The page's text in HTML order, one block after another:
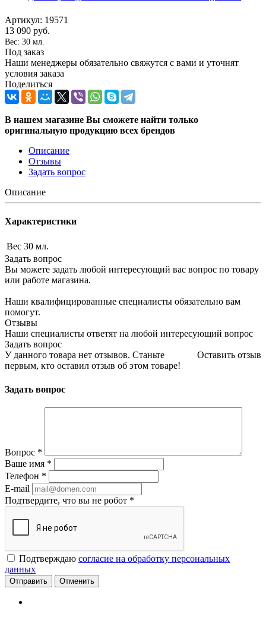
Артикул: 19571
13 090 руб.
Вес: 30 мл.
Под заказ
Наши менеджеры обязательно свяжутся с вами и уточнят
условия заказа
Поделиться
В нашем магазине Вы сможете найти только
оригинальную продукцию всех брендов
Описание
Отзывы
Задать вопрос
Описание
Характеристики
Вес 30 мл.
Задать вопрос
Вы можете задать любой интересующий вас вопрос по товару
или работе магазина.
Наши квалифицированные специалисты обязательно вам
помогут.
Отзывы
Наши специалисты ответят на любой интересующий вопрос
Задать вопрос
Оставить отзыв
У данного товара нет отзывов. Станьте
первым, кто оставил отзыв об этом товаре!
Задать вопрос
Вопрос *
Ваше имя *
Телефон *
E-mail
Подтвердите, что вы не робот *
Подтверждаю согласие на обработку персональных
данных
Отменить